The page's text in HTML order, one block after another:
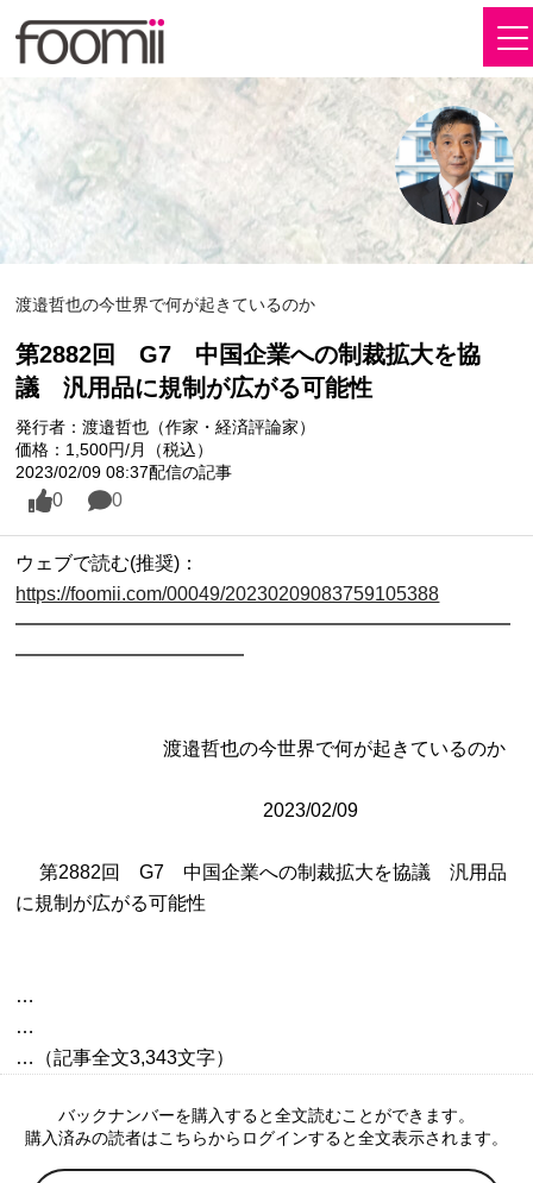
渡邉哲也の今世界で何が起きているのか
第2882回 G7 中国企業への制裁拡大を協
議 汎用品に規制が広がる可能性
発行者：渡邉哲也（作家・経済評論家）
価格：1,500円/月（税込）
2023/02/09 08:37配信の記事
0 0
ウェブで読む(推奨)：
https://foomii.com/00049/20230209083759105388
━━━━━━━━━━━━━━━━━━━━━━━━━━
━━━━━━━━━━━━
     第2882回　G7　中国企業への制裁拡大を協議　汎用品
…
…
バックナンバーを購入すると全文読むことができます。
購入済みの読者はこちらからログインすると全文表示されます。